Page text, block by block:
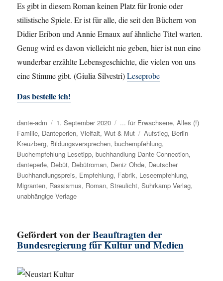
Es gibt in diesem Roman keinen Platz für Ironie oder
stilistische Spiele. Er ist für alle, die seit den Büchern von
Didier Eribon und Annie Ernaux auf ähnliche Titel warten.
Genug wird es davon vielleicht nie geben, hier ist nun eine
wunderbar erzählte Lebensgeschichte, die vielen von uns
eine Stimme gibt. (Giulia Silvestri)Leseprobe
Das bestelle ich!
Autor
dante-adm
Veröffentlicht
am
1. September 2020 Kategorien
... für Erwachsene,Alles (!)
Familie, Danteperlen,Vielfalt,Wut & Mut Schlagwörter
Aufstieg, Berlin-
Kreuzberg, Bildungsversprechen,buchempfehlung,
Buchempfehlung Lesetipp,buchhandlung Dante Connection,
danteperle, Debüt, Debütroman, Deniz Ohde, Deutscher
Buchhandlungspreis, Empfehlung, Fabrik, Leseempfehlung,
Migranten, Rassismus, Roman,Streulicht,Suhrkamp Verlag,
unabhängige Verlage
Gefördert von derBeauftragten der
Bundesregierung für Kultur und Medien